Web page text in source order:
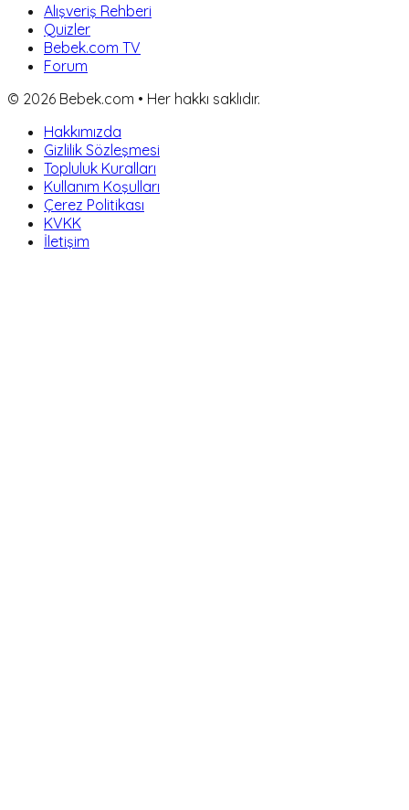
Alışveriş Rehberi
Quizler
Bebek.com TV
Forum
© 2026 Bebek.com • Her hakkı saklıdır.
Hakkımızda
Gizlilik Sözleşmesi
Topluluk Kuralları
Kullanım Koşulları
Çerez Politikası
KVKK
İletişim